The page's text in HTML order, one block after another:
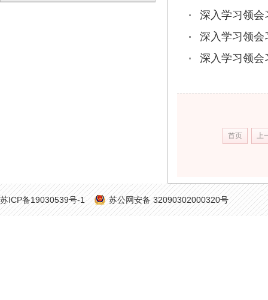
深入学习领
深入学习领
深入学习领
首页 上
苏ICP备19030539号-1 苏公网安备 32090302000320号